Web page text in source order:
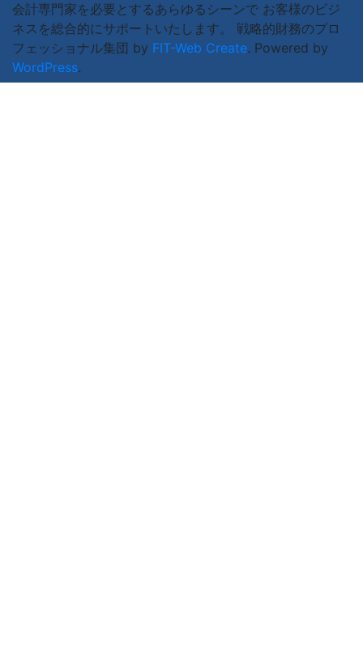
会計専門家を必要とするあらゆるシーンで お客様のビジ
ネスを総合的にサポートいたします。 戦略的財務のプロ
フェッショナル集団 by FIT-Web Create. Powered by
WordPress.